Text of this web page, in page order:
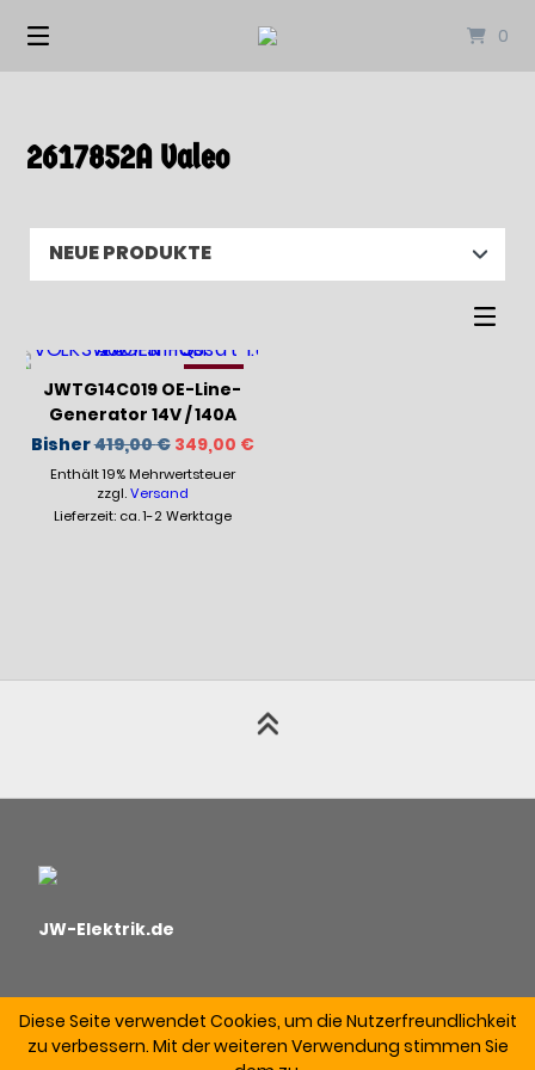
0
2617852A Valeo
-17%
JWTG14C019 OE-Line-
Generator 14V / 140A
Bisher419,00€ Ursprünglicher
Preis
war:
419,00 €
349,00 €Aktueller
Enthält 19% Mehrwertsteuer
zzgl.Versand
Lieferzeit: ca. 1-2 Werktage
JW-Elektrik.de
Diese Seite verwendet Cookies, um die Nutzerfreundlichkeit
zu verbessern. Mit der weiteren Verwendung stimmen Sie